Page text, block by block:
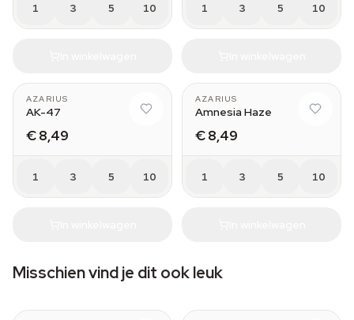
1 3 5 10 1 3 5 10
AZARIUS
AK-47
€ 8,49
1 3 5 10
AZARIUS
Amnesia Haze
€ 8,49
1 3 5 10
Misschien vind je dit ook leuk